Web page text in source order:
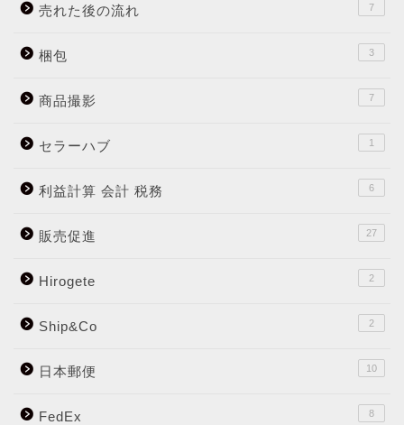
売れた後の流れ 7
梱包 3
商品撮影 7
セラーハブ 1
利益計算 会計 税務 6
販売促進 27
Hirogete 2
Ship&Co 2
日本郵便 10
FedEx 8